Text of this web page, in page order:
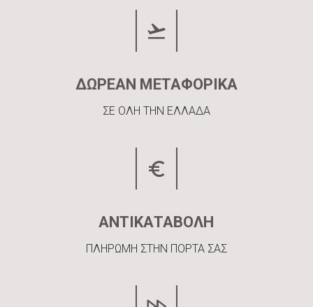
ΔΩΡΕΑΝ ΜΕΤΑΦΟΡΙΚΑ
ΣΕ ΟΛΗ ΤΗΝ ΕΛΛΑΔΑ
ΑΝΤΙΚΑΤΑΒΟΛΗ
ΠΛΗΡΩΜΗ ΣΤΗΝ ΠΟΡΤΑ ΣΑΣ